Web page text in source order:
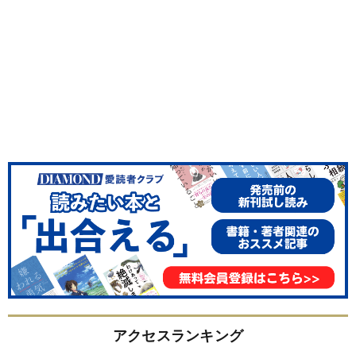
アクセスランキング